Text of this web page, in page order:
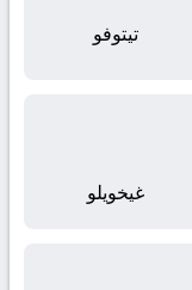
تيتوفو
غيخويلو